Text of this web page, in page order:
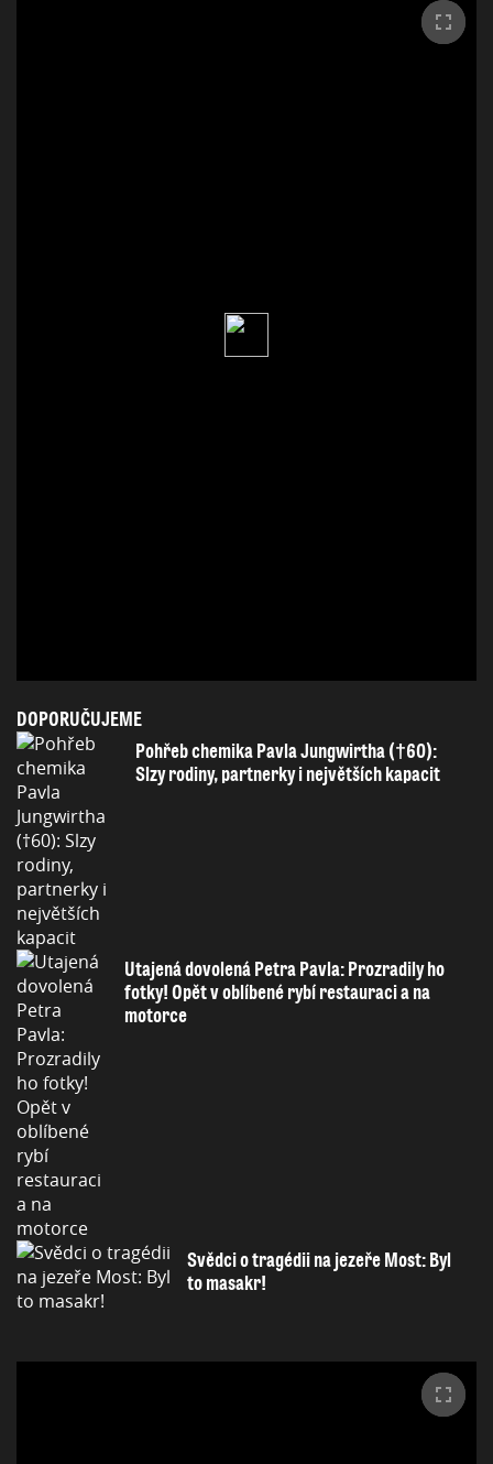
DOPORUČUJEME
Pohřeb chemika Pavla Jungwirtha (†60):
Slzy rodiny, partnerky i největších kapacit
Utajená dovolená Petra Pavla: Prozradily ho
fotky! Opět v oblíbené rybí restauraci a na
motorce
Svědci o tragédii na jezeře Most: Byl
to masakr!